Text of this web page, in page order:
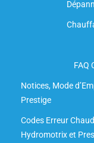
FAQ
Notices, Mode
Prestige
Codes Erreur
Hydromotrix et